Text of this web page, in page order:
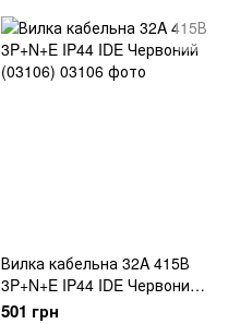
Вилка кабельна 32A 415В
3P+N+E IP44 IDE Червоний
(03106)
501 грн